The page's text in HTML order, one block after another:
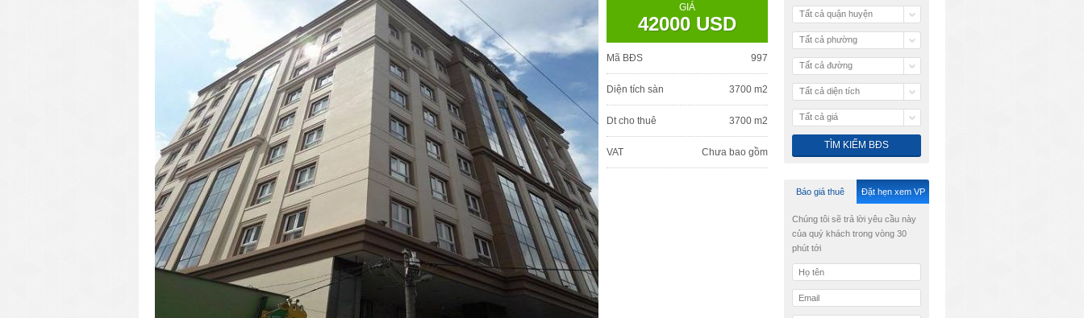
GIÁ
42000 USD
Mã BĐS 997
Diện tích sàn 3700 m2
Dt cho thuê 3700 m2
VAT Chưa bao gồm
Tất cả quận huyện
Tất cả phường
Tất cả đường
Tất cả diện tích
Tất cả giá
Báo giá thuê Đặt hẹn xem VP
Chúng tôi sẽ trả lời yêu cầu này
của quý khách trong vòng 30
phút tới